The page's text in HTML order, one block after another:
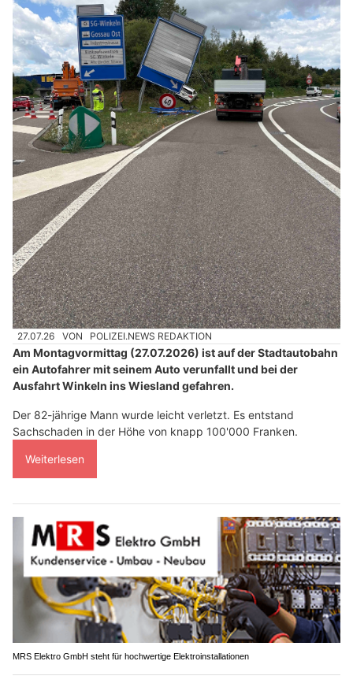
27.07.26 VON POLIZEI.NEWS REDAKTION
Am Montagvormittag (27.07.2026) ist auf der Stadtautobahn
ein Autofahrer mit seinem Auto verunfallt und bei der
Ausfahrt Winkeln ins Wiesland gefahren.
Der 82-jährige Mann wurde leicht verletzt. Es entstand
Sachschaden in der Höhe von knapp 100'000 Franken.
Weiterlesen
MRS Elektro GmbH steht für hochwertige Elektroinstallationen